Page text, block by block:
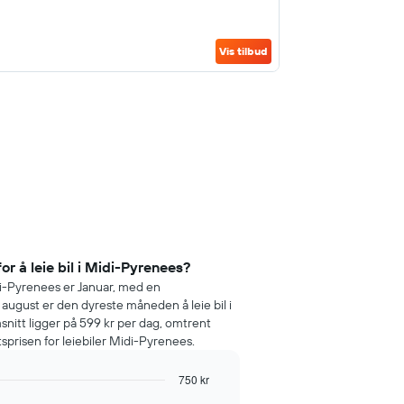
Vis tilbud
å leie bil i Midi-Pyrenees?
er Januar, med en
er den dyreste måneden å leie bil i
ligger på 599 kr per dag, omtrent
for leiebiler Midi-Pyrenees.
750 kr